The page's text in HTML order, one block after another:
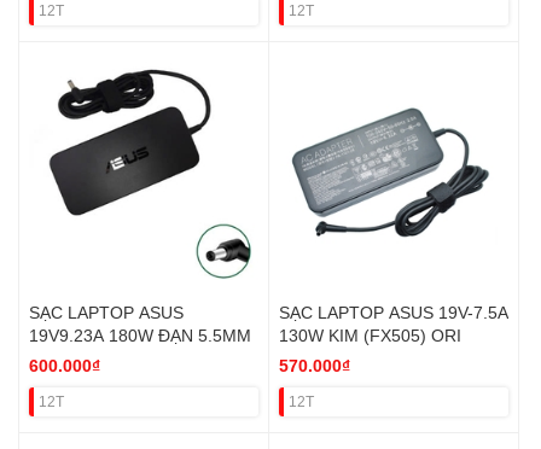
12T 12T
SẠC LAPTOP ASUS
19V9.23A 180W ĐẠN 5.5MM
600.000₫
12T
SẠC LAPTOP ASUS 19V-7.5A
130W KIM (FX505) ORI
570.000₫
12T